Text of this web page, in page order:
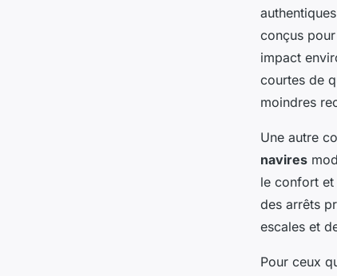
conçus
impact
courtes de
moindres
Une autre
navires
le confort
des arrêts
escales et
Pour ceux